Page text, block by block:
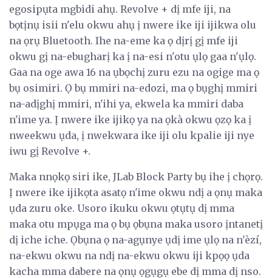
egosipụta mgbidi ahụ. Revolve + dị mfe iji, na
bọtịnụ isii n'elu okwu ahụ ị nwere ike iji ijikwa olu
na ọrụ Bluetooth. Ihe na-eme ka ọ dịrị gị mfe iji
okwu gị na-ebugharị ka ị na-esi n'otu ụlọ gaa n'ụlọ.
Gaa na oge awa 16 na ụbọchị zuru ezu na ogige ma ọ
bụ osimiri. Ọ bụ mmiri na-edozi, ma ọ bụghị mmiri
na-adịghị mmiri, n'ihi ya, ekwela ka mmiri daba
n'ime ya. Ị nwere ike ijikọ ya na ọkà okwu ọzọ ka ị
nweekwu ụda, ị nwekwara ike iji olu kpalie iji nye
iwu gị Revolve +.
Maka nnọkọ siri ike, JLab Block Party bụ ihe ị chọrọ.
Ị nwere ike ijikọta asatọ n'ime okwu ndị a ọnụ maka
ụda zuru oke. Usoro ikuku okwu ọtụtụ dị mma
maka otu mpụga ma ọ bụ ọbụna maka usoro ịntanetị
dị iche iche. Ọbụna ọ na-agụnye ụdị ime ụlọ na n'èzí,
na-ekwu okwu na ndị na-ekwu okwu iji kpọọ ụda
kacha mma dabere na ọnụ ọgụgụ ebe dị mma dị nso.